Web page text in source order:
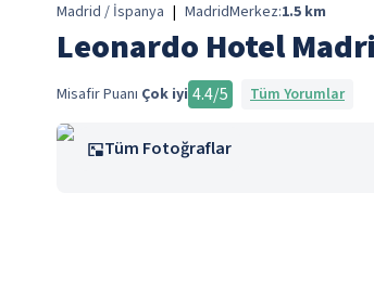
Madrid / İspanya | MadridMerkez:1.5 km
Leonardo Hotel
Misafir Puanı Çok iyi 4.4/5 Tüm Yorumlar
Tüm Fotoğraflar